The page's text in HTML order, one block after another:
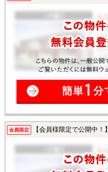
会員限定 【会員様限定で公開中！】